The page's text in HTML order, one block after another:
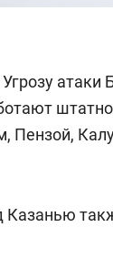
Пензой,
Казанью